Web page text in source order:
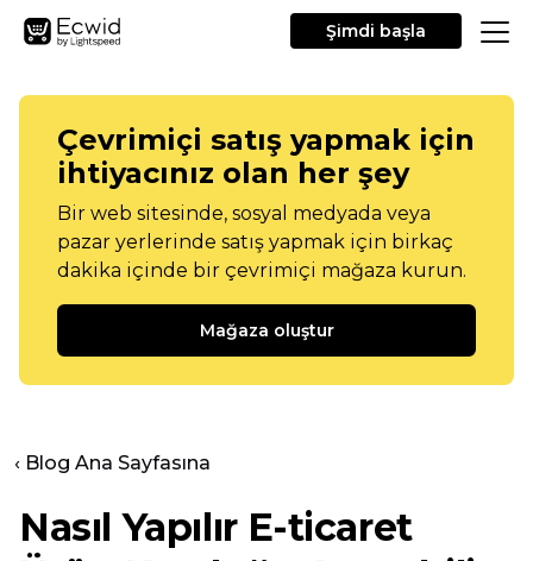
Şimdi başla
Çevrimiçi satış yapmak için
ihtiyacınız olan her şey
Bir web sitesinde, sosyal medyada veya
pazar yerlerinde satış yapmak için birkaç
dakika içinde bir çevrimiçi mağaza kurun.
Mağaza oluştur
‹ Blog Ana Sayfasına
Nasıl Yapılır E-ticaret